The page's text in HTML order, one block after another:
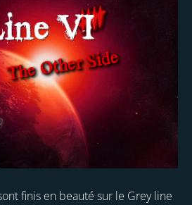
finis en beauté sur le Grey line